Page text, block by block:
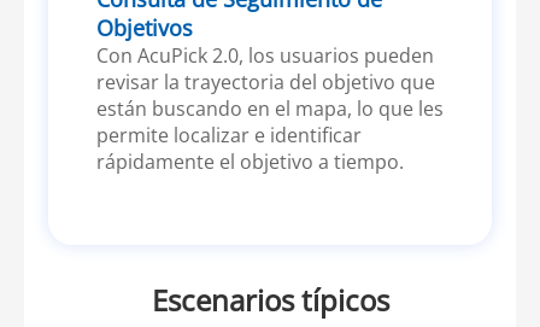
Objetivos
Con AcuPick 2.0, los usuarios pueden
revisar la trayectoria del objetivo que
están buscando en el mapa, lo que les
permite localizar e identificar
rápidamente el objetivo a tiempo.
Escenarios típicos